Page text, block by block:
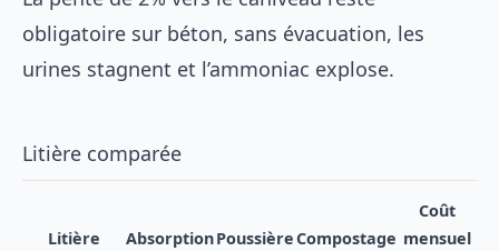
obligatoire sur béton, sans évacuation, les
urines stagnent et l’ammoniac explose.
Litière comparée
Litière AbsorptionPoussièreCompostage
Coût
mensuel